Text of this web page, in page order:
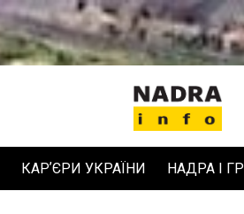
КАРʼЄРИ УКРАЇНИ НАДРА І